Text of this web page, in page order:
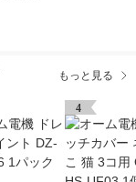
もっと見る
4